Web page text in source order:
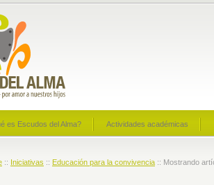
es Escudos del Alma? Actividades académicas
:: Iniciativas :: Educación para la convivencia :: Mostrando